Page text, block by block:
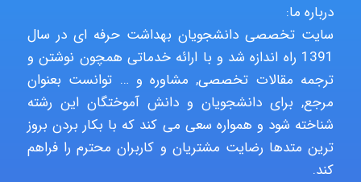
fahimeh sheibani
درباره ما:
سایت تخصصی دانشجویان بهداشت حرفه ای در سال
1391 راه اندازه شد و با ارائه خدماتی همچون نوشتن و
ترجمه مقالات تخصصی, مشاوره و … توانست بعنوان
مرجع, برای دانشجویان و دانش آموختگان این رشته
شناخته شود و همواره سعی می کند که با بکار بردن بروز
ترین متدها رضایت مشتریان و کاربران محترم را فراهم
کند.